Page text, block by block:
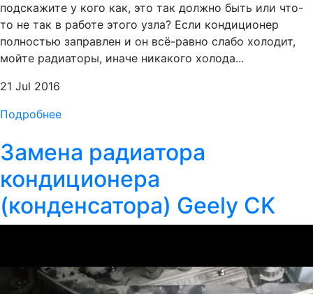
подскажите у кого как, это так должно быть или что-
то не так в работе этого узла? Если кондиционер
полностью заправлен и он всё-равно слабо холодит,
мойте радиаторы, иначе никакого холода...
21 Jul 2016
Подробнее
Замена радиатора
кондиционера
(конденсатора) Geely CK